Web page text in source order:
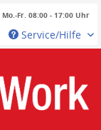
Mo.-Fr. 08:00 - 17:00 Uhr
Service/Hilfe